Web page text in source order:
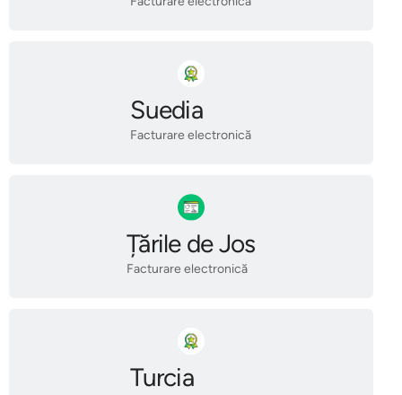
Suedia
Facturare electronică
Țările de Jos
Facturare electronică
Turcia